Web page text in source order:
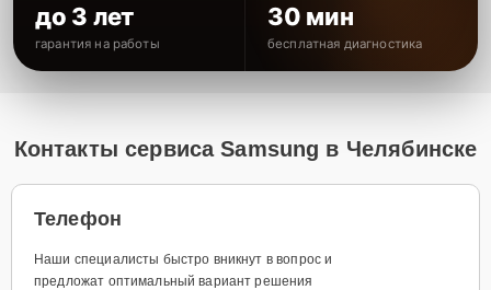
до 3 лет
гарантия на работы
30 мин
бесплатная диагностика
Контакты сервиса Samsung в Челябинске
Телефон
Наши специалисты быстро вникнут в вопрос и
предложат оптимальный вариант решения